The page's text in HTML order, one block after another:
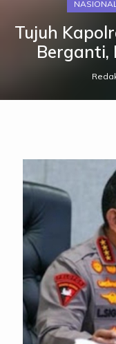
NASIONAL
Tujuh
Berganti,